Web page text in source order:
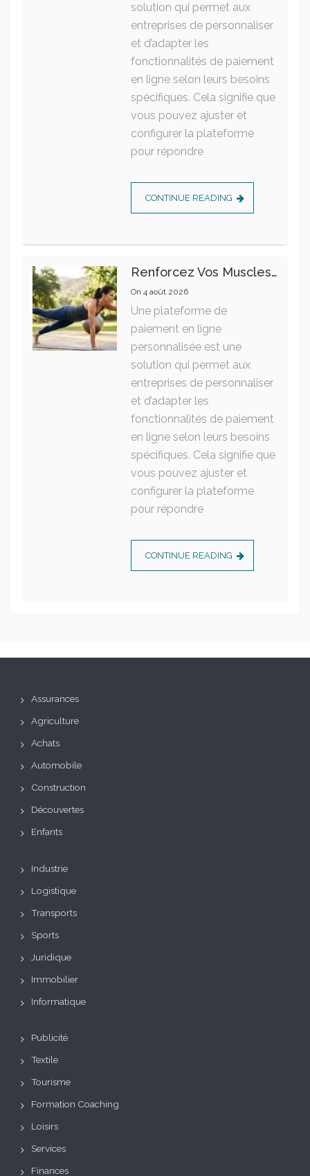
solution qui permet aux
entreprises de personnaliser
et d’adapter les
fonctionnalités de paiement
en ligne selon leurs besoins
spécifiques. Cela signifie que
vous pouvez ajuster et
configurer la plateforme
pour répondre
CONTINUE READING
Renforcez Vos Muscles Profonds Pour Apaiser Votre Mal De Dos
On 4 août 2026
Une plateforme de
paiement en ligne
personnalisée est une
solution qui permet aux
entreprises de personnaliser
et d’adapter les
fonctionnalités de paiement
en ligne selon leurs besoins
spécifiques. Cela signifie que
vous pouvez ajuster et
configurer la plateforme
pour répondre
CONTINUE READING
Assurances
Agriculture
Achats
Automobile
Construction
Découvertes
Enfants
Industrie
Logistique
Transports
Sports
Juridique
Immobilier
Informatique
Publicité
Textile
Tourisme
Formation Coaching
Loisirs
Services
Finances